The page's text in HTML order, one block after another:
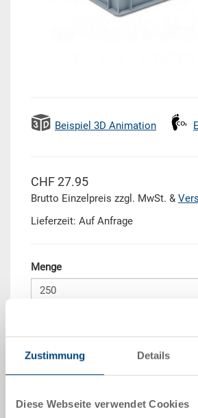
Zustimmung Details
Diese Webseite verwendet Cookies
Beispiel 3D Animation
CHF 27.95
Brutto Einzelpreis zzgl. MwSt. &
Lieferzeit: Auf Anfrage
Menge
ab 250 Stück CHF